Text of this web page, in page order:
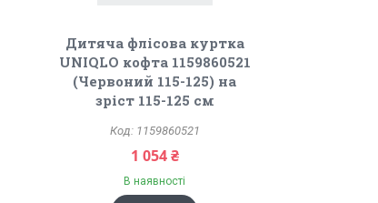
Дитяча флісова куртка
UNIQLO кофта 1159860521
(Червоний 115-125) на
зріст 115-125 см
1159860521
1 054 ₴
В наявності